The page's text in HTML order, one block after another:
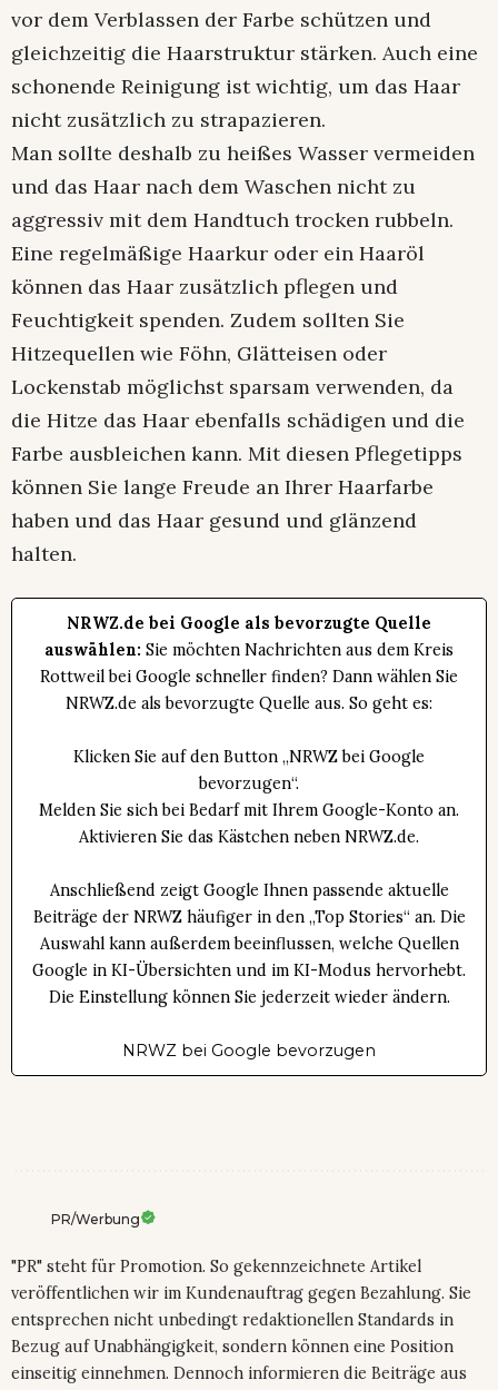
vor dem Verblassen der Farbe schützen und
gleichzeitig die Haarstruktur stärken. Auch eine
schonende Reinigung ist wichtig, um das Haar
nicht zusätzlich zu strapazieren.
Man sollte deshalb zu heißes Wasser vermeiden
und das Haar nach dem Waschen nicht zu
aggressiv mit dem Handtuch trocken rubbeln.
Eine regelmäßige Haarkur oder ein Haaröl
können das Haar zusätzlich pflegen und
Feuchtigkeit spenden. Zudem sollten Sie
Hitzequellen wie Föhn, Glätteisen oder
Lockenstab möglichst sparsam verwenden, da
die Hitze das Haar ebenfalls schädigen und die
Farbe ausbleichen kann. Mit diesen Pflegetipps
können Sie lange Freude an Ihrer Haarfarbe
haben und das Haar gesund und glänzend
halten.
NRWZ.de bei Google als bevorzugte Quelle
auswählen: Sie möchten Nachrichten aus dem Kreis
Rottweil bei Google schneller finden? Dann wählen Sie
NRWZ.de als bevorzugte Quelle aus. So geht es:
Klicken Sie auf den Button „NRWZ bei Google
bevorzugen“.
Melden Sie sich bei Bedarf mit Ihrem Google-Konto an.
Aktivieren Sie das Kästchen neben NRWZ.de.
Anschließend zeigt Google Ihnen passende aktuelle
Beiträge der NRWZ häufiger in den „Top Stories“ an. Die
Auswahl kann außerdem beeinflussen, welche Quellen
Google in KI-Übersichten und im KI-Modus hervorhebt.
Die Einstellung können Sie jederzeit wieder ändern.
NRWZ bei Google bevorzugen
PR/Werbung
"PR" steht für Promotion. So gekennzeichnete Artikel
veröffentlichen wir im Kundenauftrag gegen Bezahlung. Sie
entsprechen nicht unbedingt redaktionellen Standards in
Bezug auf Unabhängigkeit, sondern können eine Position
einseitig einnehmen. Dennoch informieren die Beiträge aus